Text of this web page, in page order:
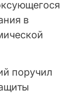
в
поручил